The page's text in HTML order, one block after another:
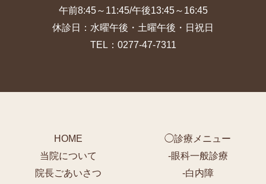
午前8:45～11:45/午後13:45～16:45
休診日：水曜午後・土曜午後・日祝日
TEL：0277-47-7311
HOME
当院について
院長ごあいさつ
◯診療メニュー
-眼科一般診療
-白内障